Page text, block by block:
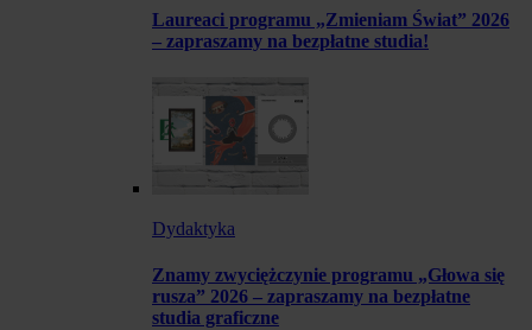
Laureaci programu „Zmieniam Świat” 2026
– zapraszamy na bezpłatne studia!
Dydaktyka
Znamy zwyciężczynie programu „Głowa się
rusza” 2026 – zapraszamy na bezpłatne
studia graficzne